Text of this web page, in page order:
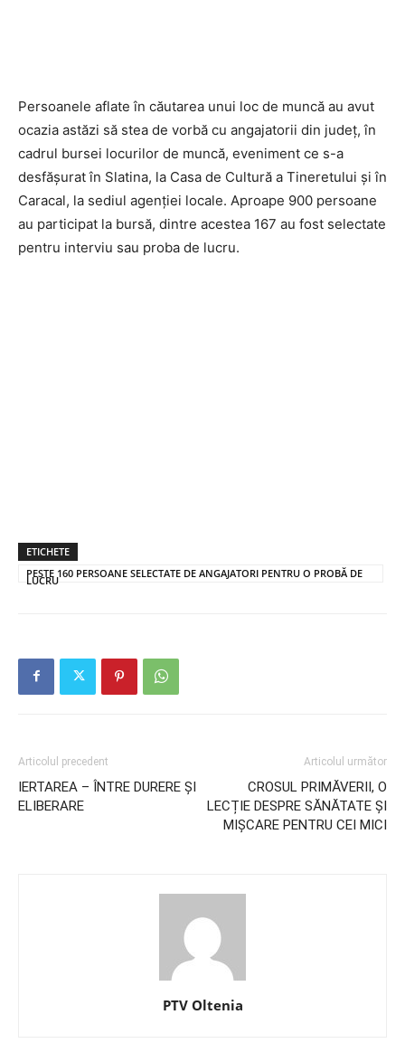
Persoanele aflate în căutarea unui loc de muncă au avut
ocazia astăzi să stea de vorbă cu angajatorii din județ, în
cadrul bursei locurilor de muncă, eveniment ce s-a
desfășurat în Slatina, la Casa de Cultură a Tineretului și în
Caracal, la sediul agenției locale. Aproape 900 persoane
au participat la bursă, dintre acestea 167 au fost selectate
pentru interviu sau proba de lucru.
ETICHETE
PESTE 160 PERSOANE SELECTATE DE ANGAJATORI PENTRU O PROBĂ DE
LUCRU
Articolul precedent
IERTAREA – ÎNTRE DURERE ŞI
ELIBERARE
Articolul următor
CROSUL PRIMĂVERII, O
LECȚIE DESPRE SĂNĂTATE ȘI
MIȘCARE PENTRU CEI MICI
PTV Oltenia